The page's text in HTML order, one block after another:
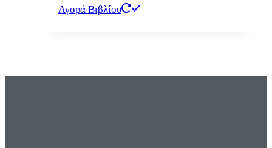
Αγορά Βιβλίου